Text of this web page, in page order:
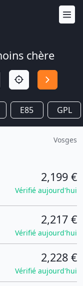
chère
E85 GPL
Vosges
2,199 €
Vérifié aujourd'hui
2,217 €
Vérifié aujourd'hui
2,228 €
Vérifié aujourd'hui